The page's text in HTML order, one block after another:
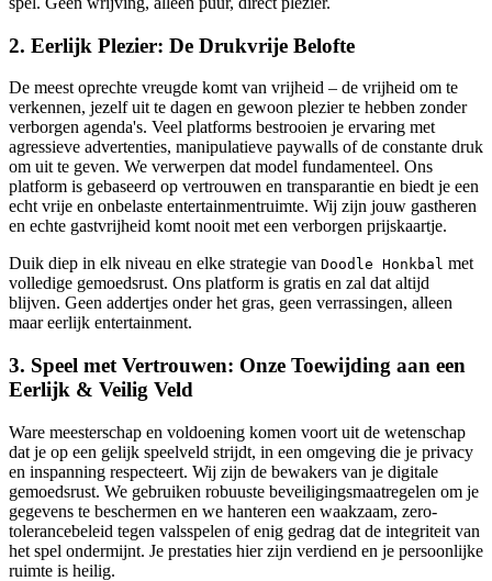
2. Eerlijk Plezier: De Drukvrije Belofte
De meest oprechte vreugde komt van vrijheid – de vrijheid om te
verkennen, jezelf uit te dagen en gewoon plezier te hebben zonder
verborgen agenda's. Veel platforms bestrooien je ervaring met
agressieve advertenties, manipulatieve paywalls of de constante druk
om uit te geven. We verwerpen dat model fundamenteel. Ons
platform is gebaseerd op vertrouwen en transparantie en biedt je een
echt vrije en onbelaste entertainmentruimte. Wij zijn jouw gastheren
en echte gastvrijheid komt nooit met een verborgen prijskaartje.
Duik diep in elk niveau en elke strategie van Doodle Honkbal met
volledige gemoedsrust. Ons platform is gratis en zal dat altijd
blijven. Geen addertjes onder het gras, geen verrassingen, alleen
maar eerlijk entertainment.
3. Speel met Vertrouwen: Onze Toewijding aan een
Eerlijk & Veilig Veld
Ware meesterschap en voldoening komen voort uit de wetenschap
dat je op een gelijk speelveld strijdt, in een omgeving die je privacy
en inspanning respecteert. Wij zijn de bewakers van je digitale
gemoedsrust. We gebruiken robuuste beveiligingsmaatregelen om je
gegevens te beschermen en we hanteren een waakzaam, zero-
tolerancebeleid tegen valsspelen of enig gedrag dat de integriteit van
het spel ondermijnt. Je prestaties hier zijn verdiend en je persoonlijke
ruimte is heilig.